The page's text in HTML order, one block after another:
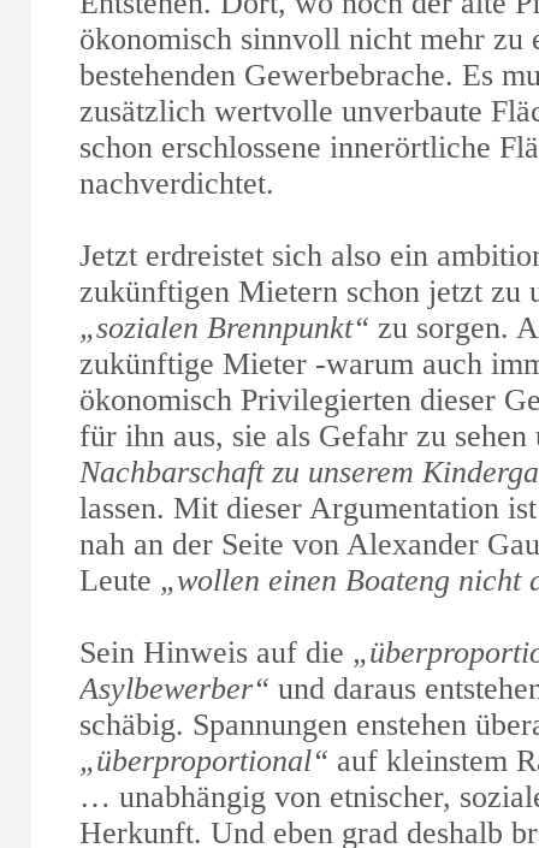
ökonomisch sinnvoll nicht mehr zu
bestehenden Gewerbebrache. Es
zusätzlich wertvolle unverbaute
schon erschlossene innerörtliche
nachverdichtet.
Jetzt erdreistet sich also ein
zukünftigen Mietern schon jetzt zu
„sozialen Brennpunkt“ zu sorgen.
zukünftige Mieter -warum auch
ökonomisch Privilegierten dieser
für ihn aus, sie als Gefahr zu
Nachbarschaft zu unserem
lassen. Mit dieser Argumentation
nah an der Seite von Alexander
Leute „wollen einen Boateng nicht
Sein Hinweis auf die
Asylbewerber“ und daraus
schäbig. Spannungen enstehen
„überproportional“ auf kleinstem
… unabhängig von etnischer,
Herkunft. Und eben grad deshalb